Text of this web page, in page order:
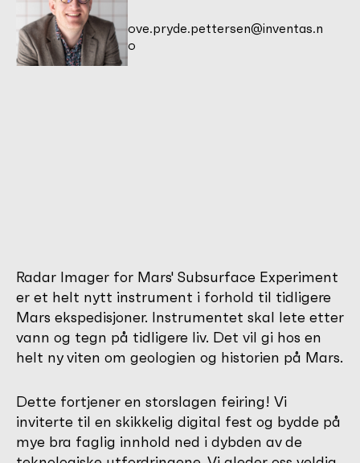
ove.pryde.pettersen@inventas.n
o
Radar Imager for Mars' Subsurface Experiment
er et helt nytt instrument i forhold til tidligere
Mars ekspedisjoner. Instrumentet skal lete etter
vann og tegn på tidligere liv. Det vil gi hos en
helt ny viten om geologien og historien på Mars.
Dette fortjener en storslagen feiring! Vi
inviterte til en skikkelig digital fest og bydde på
mye bra faglig innhold ned i dybden av de